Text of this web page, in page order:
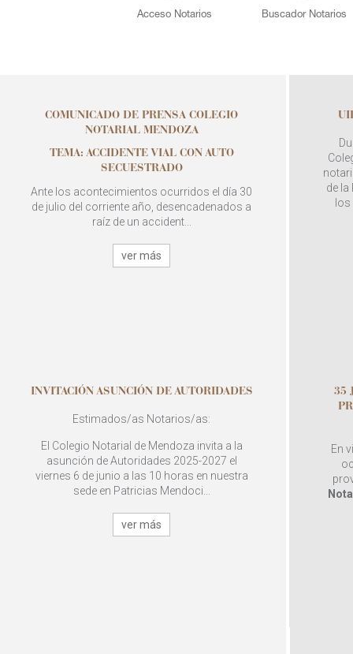
Acceso Notarios Buscador Notarios
COMUNICADO DE PRENSA COLEGIO
NOTARIAL MENDOZA
TEMA: ACCIDENTE VIAL CON AUTO
SECUESTRADO
Ante los acontecimientos ocurridos el día 30
de julio del corriente año, desencadenados a
raíz de un accident...
ver más
de
INVITACIÓN ASUNCIÓN DE AUTORIDADES
Estimados/as Notarios/as:
El Colegio Notarial de Mendoza invita a la
asunción de Autoridades 2025-2027 el
viernes 6 de junio a las 10 horas en nuestra
sede en Patricias Mendoci...
ver más
35
En